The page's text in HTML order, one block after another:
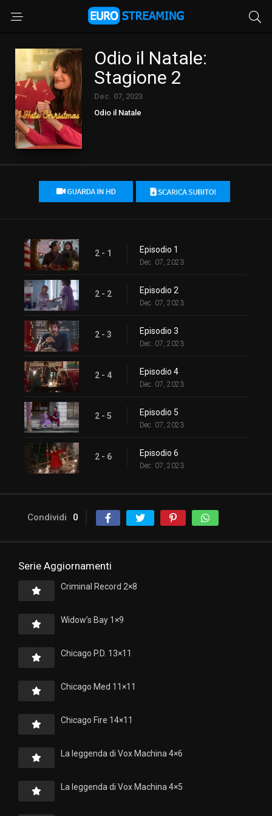
Odio il Natale:
Stagione 2
Dec. 07, 2023
Odio il Natale
2 - 1 Episodio 1
Dec. 07, 2023
2 - 2 Episodio 2
Dec. 07, 2023
2 - 3 Episodio 3
Dec. 07, 2023
2 - 4 Episodio 4
Dec. 07, 2023
2 - 5 Episodio 5
Dec. 07, 2023
2 - 6 Episodio 6
Dec. 07, 2023
Condividi 0
Serie Aggiornamenti
Criminal Record 2×8
Widow’s Bay 1×9
Chicago P.D. 13×11
Chicago Med 11×11
Chicago Fire 14×11
La leggenda di Vox Machina 4×6
La leggenda di Vox Machina 4×5